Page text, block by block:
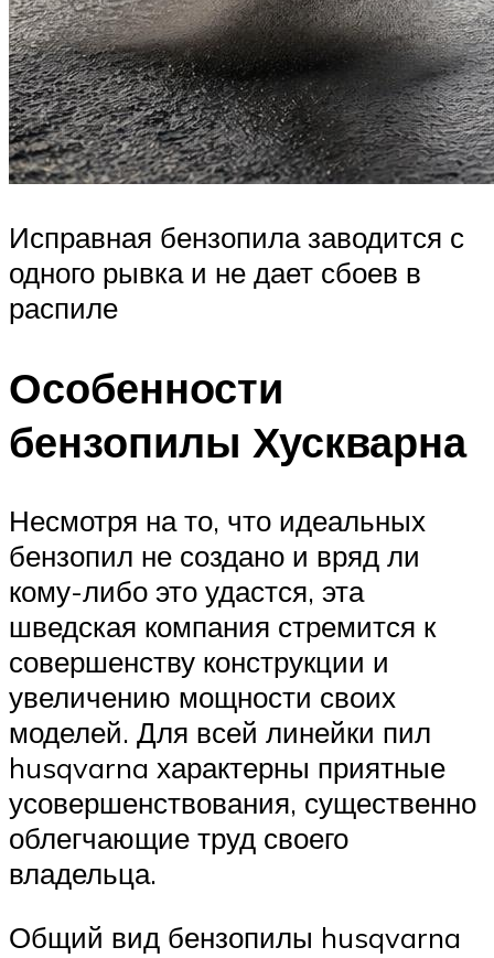
Исправная бензопила заводится с
одного рывка и не дает сбоев в
распиле
Особенности
бензопилы Хускварна
Несмотря на то, что идеальных
бензопил не создано и вряд ли
кому-либо это удастся, эта
шведская компания стремится к
совершенству конструкции и
увеличению мощности своих
моделей. Для всей линейки пил
husqvarna характерны приятные
усовершенствования, существенно
облегчающие труд своего
владельца.
Общий вид бензопилы husqvarna